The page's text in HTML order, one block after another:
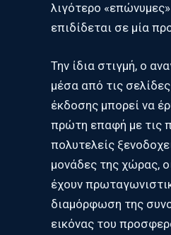
λιγότερο
επιδίδεται σε μία
Την ίδια στιγμή, ο
μέσα από τις
έκδοσης μπορεί να
πρώτη επαφή με τις
πολυτελείς
μονάδες της χώρας,
έχουν
διαμόρφωση της
εικόνας του